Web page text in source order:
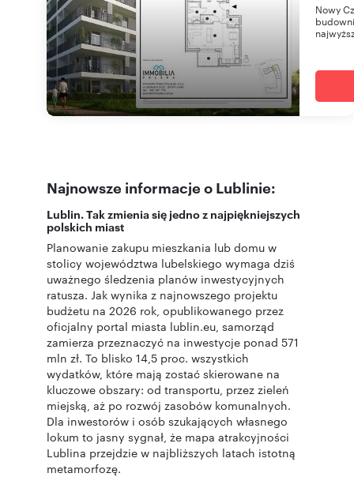
Nowy
Najnowsze informacje o Lublinie:
Lublin. Tak zmienia się jedno z najpiękniejszych
polskich miast
Planowanie zakupu mieszkania lub domu w
stolicy województwa lubelskiego wymaga dziś
uważnego śledzenia planów inwestycyjnych
ratusza. Jak wynika z najnowszego projektu
budżetu na 2026 rok, opublikowanego przez
oficjalny portal miasta lublin.eu, samorząd
zamierza przeznaczyć na inwestycje ponad 571
mln zł. To blisko 14,5 proc. wszystkich
wydatków, które mają zostać skierowane na
kluczowe obszary: od transportu, przez zieleń
miejską, aż po rozwój zasobów komunalnych.
Dla inwestorów i osób szukających własnego
lokum to jasny sygnał, że mapa atrakcyjności
Lublina przejdzie w najbliższych latach istotną
metamorfozę.